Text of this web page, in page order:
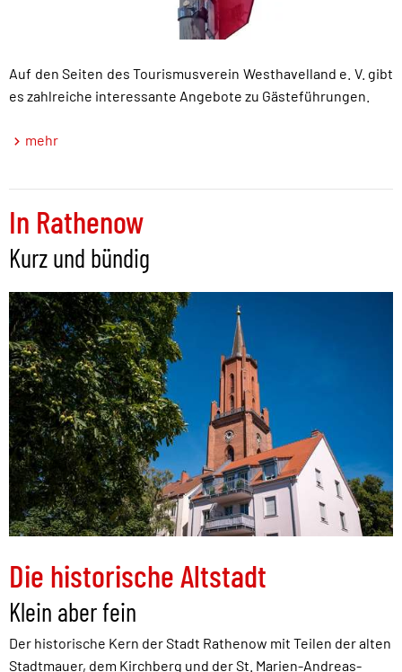
Auf den Seiten des Tourismusverein Westhavelland e. V. gibt
es zahlreiche interessante Angebote zu Gästeführungen.
mehr
In Rathenow
Kurz und bündig
Die historische Altstadt
Klein aber fein
Der historische Kern der Stadt Rathenow mit Teilen der alten
Stadtmauer, dem Kirchberg und der St. Marien-Andreas-